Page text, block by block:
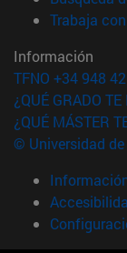
Trabaja
Información
TFNO +34 948
¿QUÉ GRADO TE
¿QUÉ MÁSTER
© Universidad de